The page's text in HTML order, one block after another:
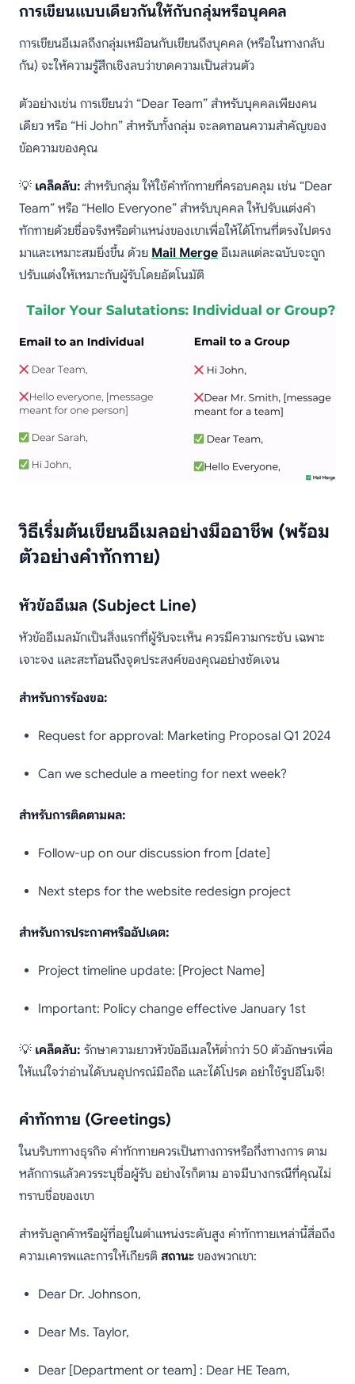
การเขียนแบบเดียวกันให้กับกลุ่มหรือบุคคล
การเขียนอีเมลถึงกลุ่มเหมือนกับเขียนถึงบุคคล (หรือในทางกลับ
กัน) จะให้ความรู้สึกเชิงลบว่าขาดความเป็นส่วนตัว
ตัวอย่างเช่น การเขียนว่า “Dear Team” สำหรับบุคคลเพียงคน
เดียว หรือ “Hi John” สำหรับทั้งกลุ่ม จะลดทอนความสำคัญของ
ข้อความของคุณ
💡 เคล็ดลับ: สำหรับกลุ่ม ให้ใช้คำทักทายที่ครอบคลุม เช่น “Dear
Team” หรือ “Hello Everyone” สำหรับบุคคล ให้ปรับแต่งคำ
ทักทายด้วยชื่อจริงหรือตำแหน่งของเขาเพื่อให้ได้โทนที่ตรงไปตรง
มาและเหมาะสมยิ่งขึ้น ด้วย Mail Merge อีเมลแต่ละฉบับจะถูก
ปรับแต่งให้เหมาะกับผู้รับโดยอัตโนมัติ
วิธีเริ่มต้นเขียนอีเมลอย่างมืออาชีพ (พร้อม
ตัวอย่างคำทักทาย)
หัวข้ออีเมล (Subject Line)
หัวข้ออีเมลมักเป็นสิ่งแรกที่ผู้รับจะเห็น ควรมีความกระชับ เฉพาะ
เจาะจง และสะท้อนถึงจุดประสงค์ของคุณอย่างชัดเจน
สำหรับการร้องขอ:
Request for approval: Marketing Proposal Q1 2024
Can we schedule a meeting for next week?
สำหรับการติดตามผล:
Follow-up on our discussion from [date]
Next steps for the website redesign project
สำหรับการประกาศหรืออัปเดต:
Project timeline update: [Project Name]
Important: Policy change effective January 1st
💡 เคล็ดลับ: รักษาความยาวหัวข้ออีเมลให้ต่ำกว่า 50 ตัวอักษรเพื่อ
ให้แน่ใจว่าอ่านได้บนอุปกรณ์มือถือ และได้โปรด อย่าใช้รูปอีโมจิ!
คำทักทาย (Greetings)
ในบริบททางธุรกิจ คำทักทายควรเป็นทางการหรือกึ่งทางการ ตาม
หลักการแล้วควรระบุชื่อผู้รับ อย่างไรก็ตาม อาจมีบางกรณีที่คุณไม่
ทราบชื่อของเขา
สำหรับลูกค้าหรือผู้ที่อยู่ในตำแหน่งระดับสูง คำทักทายเหล่านี้สื่อถึง
ความเคารพและการให้เกียรติ สถานะ ของพวกเขา:
Dear Dr. Johnson,
Dear Ms. Taylor,
Dear [Department or team] : Dear HE Team,